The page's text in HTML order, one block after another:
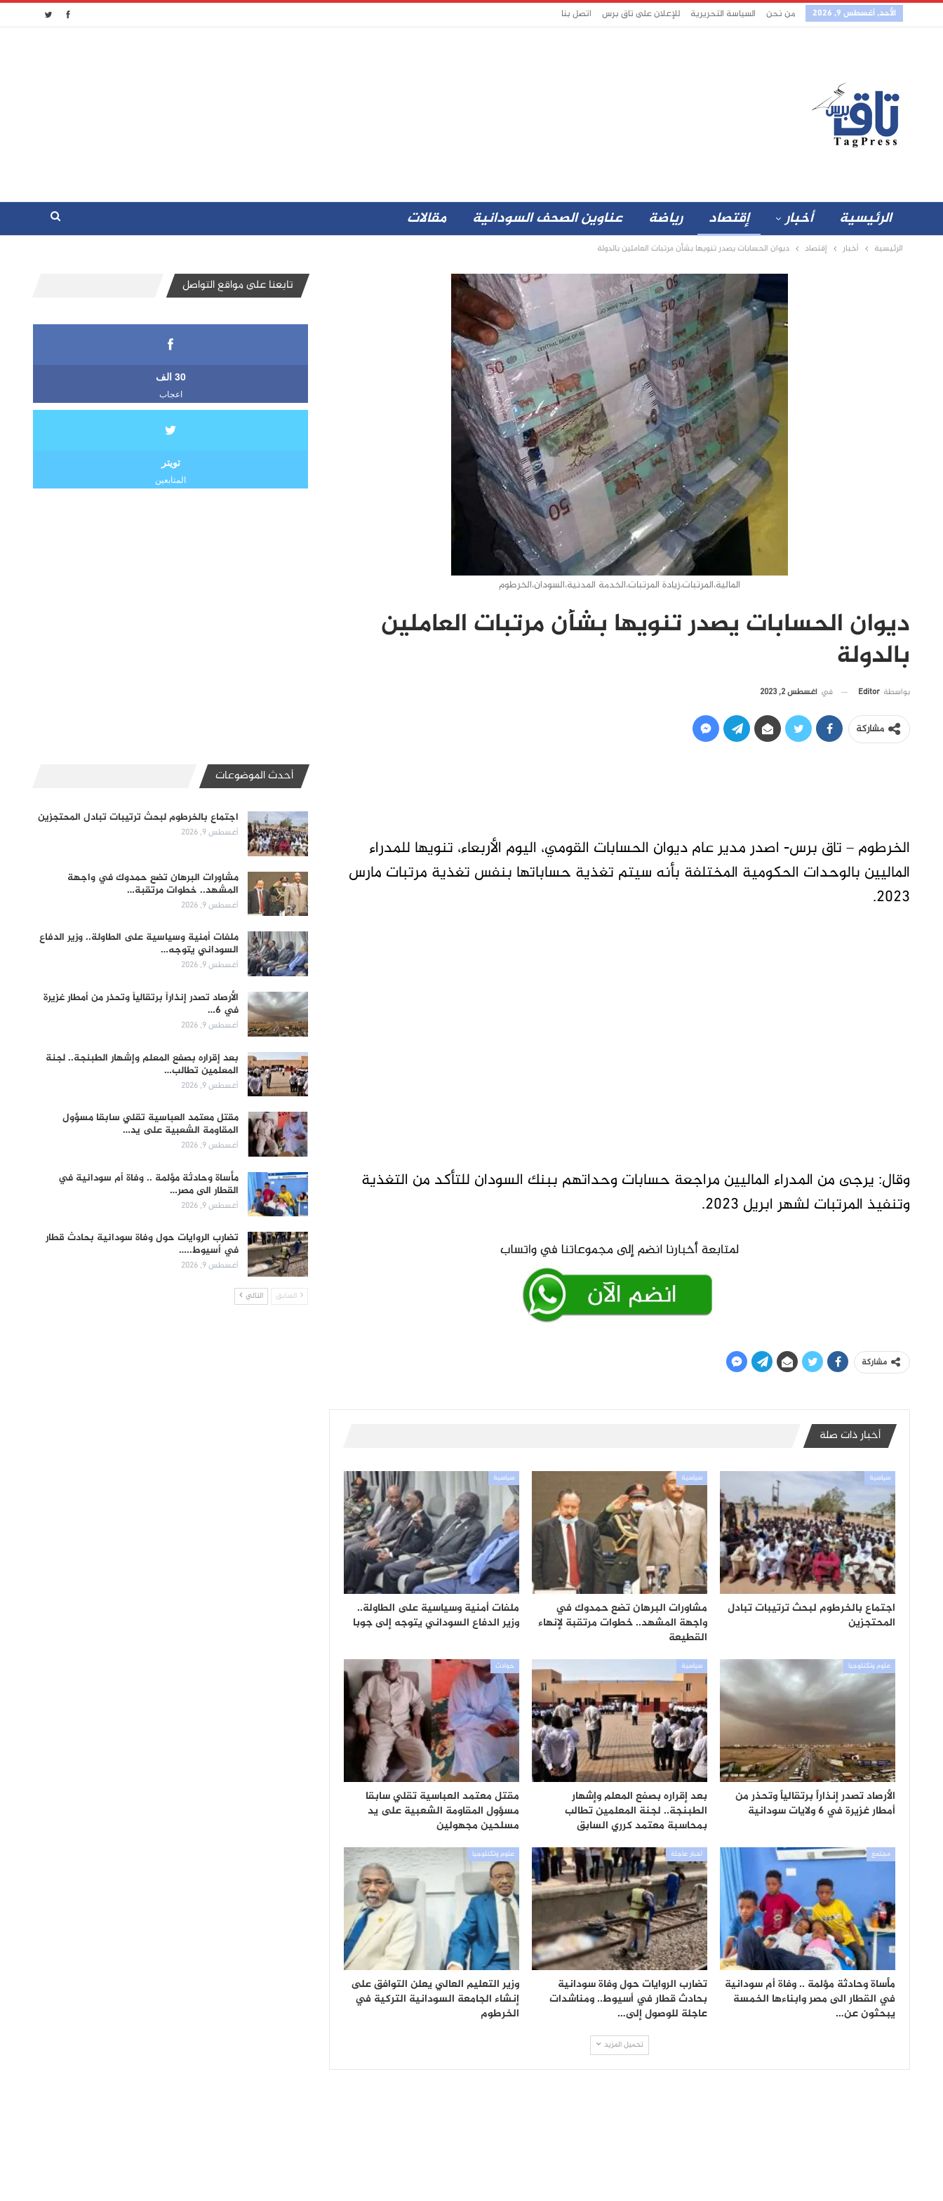
الأحد, أغسطس 9, 2026 من نحن السياسة التحريرية للإعلان على تاق برس اتصل بنا
الرئيسية أخبار إقتصاد رياضة عناوين الصحف السودانية مقالات
الرئيسية أخبار إقتصاد ديوان الحسابات يصدر تنويها بشأن مرتبات العاملين بالدولة
المالية،المرتبات،زيادة المرتبات،الخدمة المدنية،السودان،الخرطوم
ديوان الحسابات يصدر تنويها بشأن مرتبات العاملين
بالدولة
بواسطة Editor في أغسطس 2, 2023
مشاركة
الخرطوم – تاق برس- اصدر مدير عام ديوان الحسابات القومي، اليوم الأربعاء، تنويها للمدراء
الماليين بالوحدات الحكومية المختلفة بأنه سيتم تغذية حساباتها بنفس تغذية مرتبات مارس
2023.
وقال: يرجى من المدراء الماليين مراجعة حسابات وحداتهم ببنك السودان للتأكد من التغذية
وتنفيذ المرتبات لشهر ابريل 2023.
مشاركة
أخبار ذات صلة
سياسية
اجتماع بالخرطوم لبحث ترتيبات تبادل
المحتجزين
سياسية
مشاورات البرهان تضع حمدوك في
واجهة المشهد.. خطوات مرتقبة لإنهاء
القطيعة
سياسية
ملفات أمنية وسياسية على الطاولة..
وزير الدفاع السوداني يتوجه إلى جوبا
علوم وتكنلوجيا
الأرصاد تصدر إنذاراً برتقالياً وتحذر من
أمطار غزيرة في 6 ولايات سودانية
سياسية
بعد إقراره بصفع المعلم وإشهار
الطبنجة.. لجنة المعلمين تطالب
بمحاسبة معتمد كرري السابق
حوادث
مقتل معتمد العباسية تقلي سابقا
مسؤول المقاومة الشعبية على يد
مسلحين مجهولين
مجتمع
مأساة وحادثة مؤلمة .. وفاة أم سودانية
في القطار الى مصر وابناءها الخمسة
يبحثون عن…
أخبار عاجلة
تضارب الروايات حول وفاة سودانية
بحادث قطار في أسيوط.. ومناشدات
عاجلة للوصول إلى…
علوم وتكنلوجيا
وزير التعليم العالي يعلن التوافق على
إنشاء الجامعة السودانية التركية في
الخرطوم
تحميل المزيد
تابعنا على مواقع التواصل
30 الف
اعجاب
تويتر
المتابعين
أحدث الموضوعات
اجتماع بالخرطوم لبحث ترتيبات تبادل المحتجزين
أغسطس 9, 2026
مشاورات البرهان تضع حمدوك في واجهة
المشهد.. خطوات مرتقبة…
أغسطس 9, 2026
ملفات أمنية وسياسية على الطاولة.. وزير الدفاع
السوداني يتوجه…
أغسطس 9, 2026
الأرصاد تصدر إنذاراً برتقالياً وتحذر من أمطار غزيرة
في 6…
أغسطس 9, 2026
بعد إقراره بصفع المعلم وإشهار الطبنجة.. لجنة
المعلمين تطالب…
أغسطس 9, 2026
مقتل معتمد العباسية تقلي سابقا مسؤول
المقاومة الشعبية على يد…
أغسطس 9, 2026
مأساة وحادثة مؤلمة .. وفاة أم سودانية في
القطار الى مصر…
أغسطس 9, 2026
تضارب الروايات حول وفاة سودانية بحادث قطار
في أسيوط..…
أغسطس 9, 2026
السابق التالي